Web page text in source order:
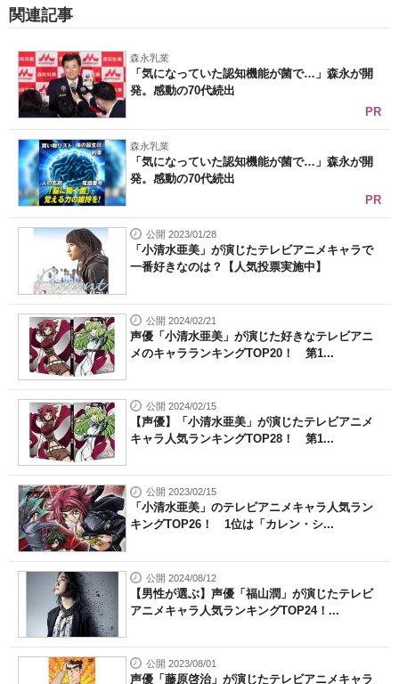
関連記事
森永乳業
「気になっていた認知機能が菌で…」森永が開
発。感動の70代続出
PR
森永乳業
「気になっていた認知機能が菌で…」森永が開
発。感動の70代続出
PR
公開 2023/01/28
「小清水亜美」が演じたテレビアニメキャラで
一番好きなのは？【人気投票実施中】
公開 2024/02/21
声優「小清水亜美」が演じた好きなテレビアニ
メのキャラランキングTOP20！ 第1...
公開 2024/02/15
【声優】「小清水亜美」が演じたテレビアニメ
キャラ人気ランキングTOP28！ 第1...
公開 2023/02/15
「小清水亜美」のテレビアニメキャラ人気ラン
キングTOP26！ 1位は「カレン・シ...
公開 2024/08/12
【男性が選ぶ】声優「福山潤」が演じたテレビ
アニメキャラ人気ランキングTOP24！...
公開 2023/08/01
声優「藤原啓治」が演じたテレビアニメキャラ